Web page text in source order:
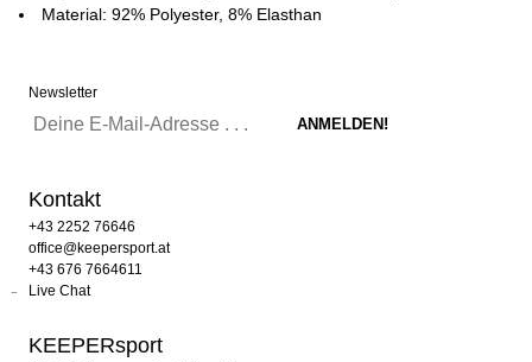
Material: 92% Polyester, 8% Elasthan
Newsletter
Kontakt
+43 2252 76646
office@keepersport.at
+43 676 7664611
Live Chat
KEEPERsport